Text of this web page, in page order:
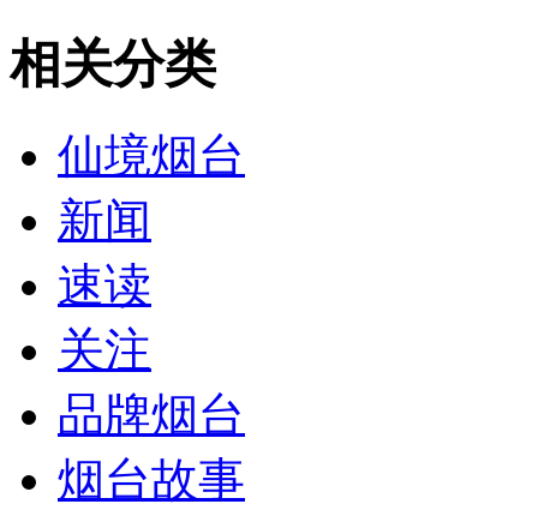
相关分类
仙境烟台
新闻
速读
关注
品牌烟台
烟台故事